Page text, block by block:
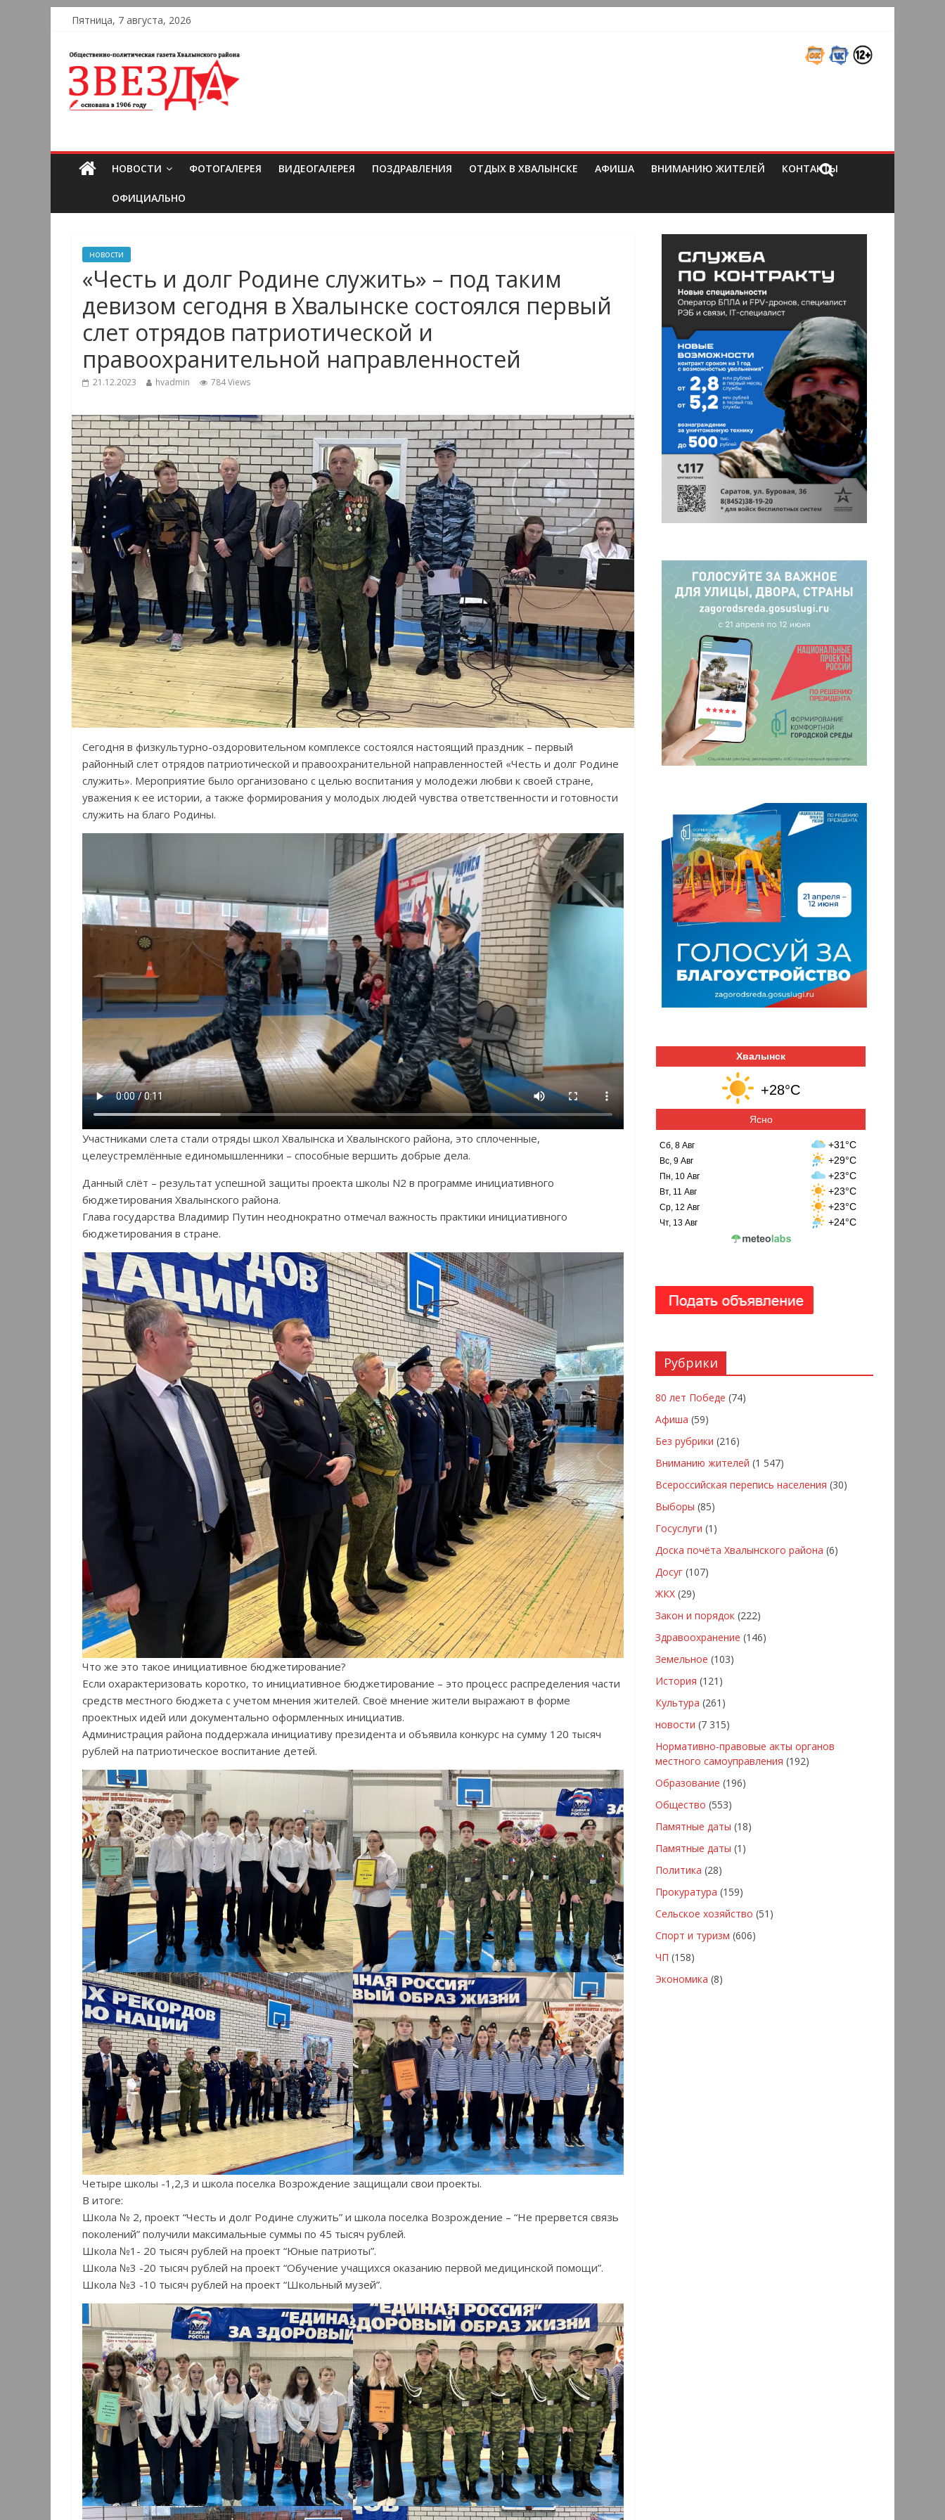
Пятница, 7 августа, 2026
НОВОСТИ ФОТОГАЛЕРЕЯ ВИДЕОГАЛЕРЕЯ ПОЗДРАВЛЕНИЯ ОТДЫХ В ХВАЛЫНСКЕ АФИША ВНИМАНИЮ ЖИТЕЛЕЙ КОНТАКТЫ
ОФИЦИАЛЬНО
новости
«Честь и долг Родине служить» – под таким
девизом сегодня в Хвалынске состоялся первый
слет отрядов патриотической и
правоохранительной направленностей
21.12.2023 hvadmin 784 Views
Сегодня в физкультурно-оздоровительном комплексе состоялся настоящий праздник – первый
районный слет отрядов патриотической и правоохранительной направленностей «Честь и долг Родине
служить». Мероприятие было организовано с целью воспитания у молодежи любви к своей стране,
уважения к ее истории, а также формирования у молодых людей чувства ответственности и готовности
служить на благо Родины.
Участниками слета стали отряды школ Хвалынска и Хвалынского района, это сплоченные,
целеустремлённые единомышленники – способные вершить добрые дела.
Данный слёт – результат успешной защиты проекта школы N2 в программе инициативного
бюджетирования Хвалынского района.
Глава государства Владимир Путин неоднократно отмечал важность практики инициативного
бюджетирования в стране.
Что же это такое инициативное бюджетирование?
Если охарактеризовать коротко, то инициативное бюджетирование – это процесс распределения части
средств местного бюджета с учетом мнения жителей. Своё мнение жители выражают в форме
проектных идей или документально оформленных инициатив.
Администрация района поддержала инициативу президента и объявила конкурс на сумму 120 тысяч
рублей на патриотическое воспитание детей.
Четыре школы -1,2,3 и школа поселка Возрождение защищали свои проекты.
В итоге:
Школа № 2, проект “Честь и долг Родине служить” и школа поселка Возрождение – “Не прервется связь
поколений” получили максимальные суммы по 45 тысяч рублей.
Школа №1- 20 тысяч рублей на проект “Юные патриоты”.
Школа №3 -20 тысяч рублей на проект “Обучение учащихся оказанию первой медицинской помощи”.
Школа №3 -10 тысяч рублей на проект “Школьный музей”.
Хвалынск
+28°C
Ясно
Сб, 8 Авг +31°C
Вс, 9 Авг +29°C
Пн, 10 Авг +23°C
Вт, 11 Авг +23°C
Ср, 12 Авг +23°C
Чт, 13 Авг +24°C
Рубрики
80 лет Победе (74)
Афиша (59)
Без рубрики (216)
Вниманию жителей (1 547)
Всероссийская перепись населения (30)
Выборы (85)
Госуслуги (1)
Доска почёта Хвалынского района (6)
Досуг (107)
ЖКХ (29)
Закон и порядок (222)
Здравоохранение (146)
Земельное (103)
История (121)
Культура (261)
новости (7 315)
Нормативно-правовые акты органов
местного самоуправления (192)
Образование (196)
Общество (553)
Памятные даты (18)
Памятные даты (1)
Политика (28)
Прокуратура (159)
Сельское хозяйство (51)
Спорт и туризм (606)
ЧП (158)
Экономика (8)